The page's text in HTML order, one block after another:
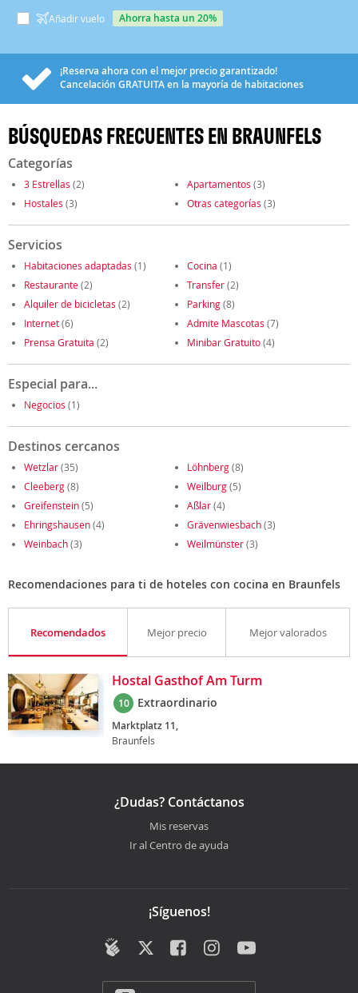
Añadir vuelo ahorra hasta un 20%
¡Reserva ahora con el mejor precio garantizado!
Cancelación GRATUITAen la mayoría de habitaciones
BÚSQUEDAS FRECUENTES EN BRAUNFELS
Categorías
3 Estrellas (2) Apartamentos (3)
Hostales (3) Otras categorías (3)
Servicios
Habitaciones adaptadas (1) Cocina (1)
Restaurante(2) Transfer(2)
Alquiler de bicicletas (2) Parking(8)
Internet(6) Admite Mascotas (7)
Prensa Gratuita (2) Minibar Gratuito(4)
Especial para...
Negocios (1)
Destinos cercanos
Wetzlar(35) Löhnberg(8)
Cleeberg(8) Weilburg(5)
Greifenstein(5) Aßlar(4)
Ehringshausen(4) Grävenwiesbach(3)
Weinbach(3) Weilmünster(3)
Recomendaciones para ti de hoteles con cocina en Braunfels
Recomendados Mejor precio Mejor valorados
Hostal Gasthof Am Turm
10 Extraordinario
Marktplatz 11,
Braunfels
¿Dudas? Contáctanos
Mis reservas
Ir al Centro de ayuda
¡Síguenos!